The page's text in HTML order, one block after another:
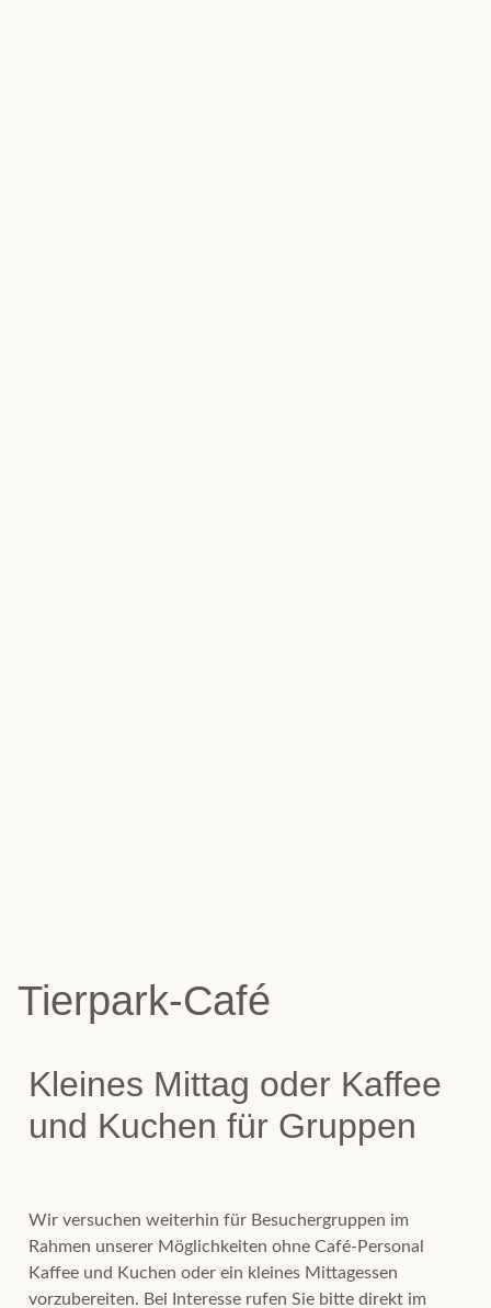
Tierpark-Café
Kleines Mittag oder Kaffee
und Kuchen für Gruppen
Wir versuchen weiterhin für Besuchergruppen im
Rahmen unserer Möglichkeiten ohne Café-Personal
Kaffee und Kuchen oder ein kleines Mittagessen
vorzubereiten. Bei Interesse rufen Sie bitte direkt im